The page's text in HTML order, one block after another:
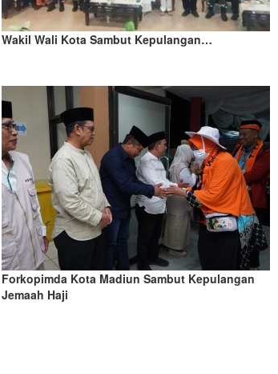
Wakil Wali Kota Sambut Kepulangan…
Forkopimda Kota Madiun Sambut Kepulangan
Jemaah Haji